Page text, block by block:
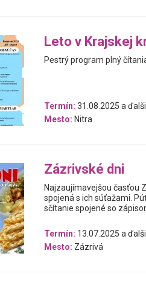
Leto v Krajskej
Pestrý program plný
Termín: 31.08.2025 a
Mesto: Nitra
Zázrivské dni
Najzaujímavejšou časťou
spojená s ich súťažami.
sčítanie spojené so
Termín: 13.07.2025 a
Mesto: Zázrivá